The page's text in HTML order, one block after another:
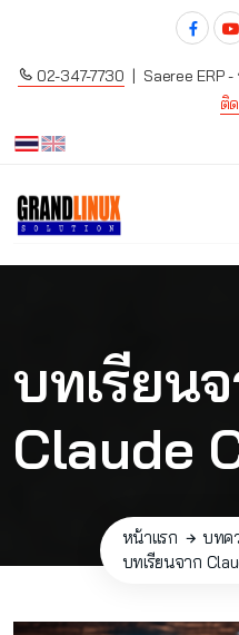
02-347-7730 | Saeree ERP
ติ
บทเรียน
Claude
หน้าแรก
บทค
บทเรียนจาก